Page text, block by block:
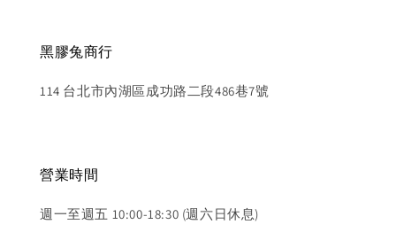
黑膠兔商行
114 台北市內湖區成功路二段486巷7號
營業時間
週一至週五 10:00-18:30 (週六日休息)